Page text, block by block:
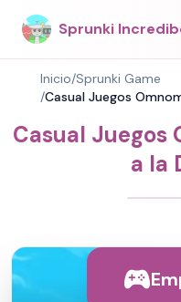
Sprunki
Inicio/Sprunki Game
/Casual Juegos
Casual Juegos
a la